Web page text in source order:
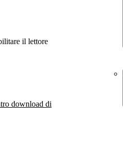
il lettore
download di